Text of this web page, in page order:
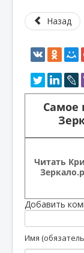
Назад
Самое
Читать
Добавить
Имя